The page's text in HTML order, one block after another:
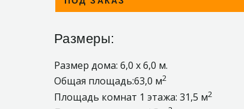
Размеры:
Размер дома: 6,0 х 6,0 м.
Общая площадь:63,0 м2
Площадь комнат 1 этажа: 31,5 м2